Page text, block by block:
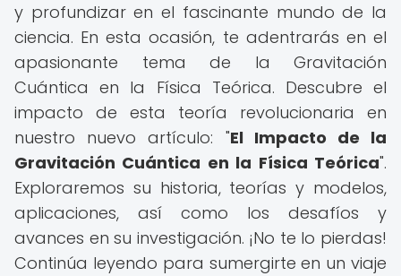
y profundizar en el fascinante mundo de la
ciencia. En esta ocasión, te adentrarás en el
apasionante tema de la Gravitación
Cuántica en la Física Teórica. Descubre el
impacto de esta teoría revolucionaria en
nuestro nuevo artículo: "El Impacto de la
Gravitación Cuántica en la Física Teórica".
Exploraremos su historia, teorías y modelos,
aplicaciones, así como los desafíos y
avances en su investigación. ¡No te lo pierdas!
Continúa leyendo para sumergirte en un viaje